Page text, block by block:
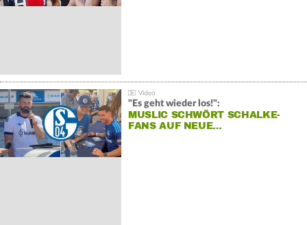
"Es geht wieder los!":
MUSLIC SCHWÖRT SCHALKE-
FANS AUF NEUE…